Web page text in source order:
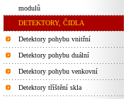
modulů
DETEKTORY, ČIDLA
Detektory pohybu vnitřní
Detektory pohybu duální
Detektory pohybu venkovní
Detektory tříštění skla